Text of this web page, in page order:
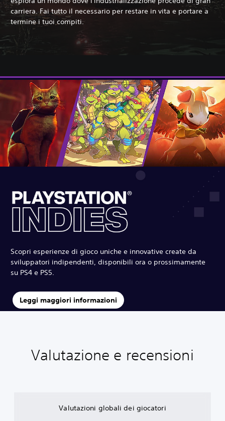
carriera. Fai tutto il necessario per restare in vita e portare a
termine i tuoi compiti.
Scopri esperienze di gioco uniche e innovative create da
sviluppatori indipendenti, disponibili ora o prossimamente
su PS4 e PS5.
Leggi maggiori informazioni
Valutazione e recensioni
Valutazioni globali dei giocatori